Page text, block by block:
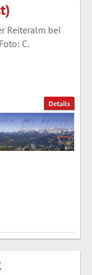
Details
Reiteralm bei
C.